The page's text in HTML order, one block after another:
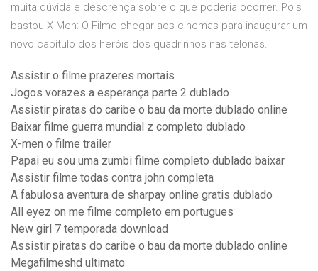
muita dúvida e descrença sobre o que poderia ocorrer. Pois
bastou X-Men: O Filme chegar aos cinemas para inaugurar um
novo capítulo dos heróis dos quadrinhos nas telonas.
Assistir o filme prazeres mortais
Jogos vorazes a esperança parte 2 dublado
Assistir piratas do caribe o bau da morte dublado online
Baixar filme guerra mundial z completo dublado
X-men o filme trailer
Papai eu sou uma zumbi filme completo dublado baixar
Assistir filme todas contra john completa
A fabulosa aventura de sharpay online gratis dublado
All eyez on me filme completo em portugues
New girl 7 temporada download
Assistir piratas do caribe o bau da morte dublado online
Megafilmeshd ultimato